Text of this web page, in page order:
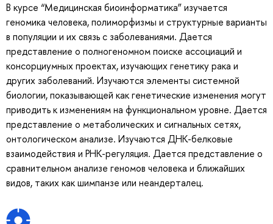
В курсе “Медицинская биоинформатика” изучается
геномика человека, полиморфизмы и структурные варианты
в популяции и их связь с заболеваниями. Дается
представление о полногеномном поиске ассоциаций и
консорциумных проектах, изучающих генетику рака и
других заболеваний. Изучаются элементы системной
биологии, показывающей как генетические изменения могут
приводить к изменениям на функциональном уровне. Дается
представление о метаболических и сигнальных сетях,
онтологическом анализе. Изучаются ДНК-белковые
взаимодействия и РНК-регуляция. Дается представление о
сравнительном анализе геномов человека и ближайших
видов, таких как шимпанзе или неандерталец.